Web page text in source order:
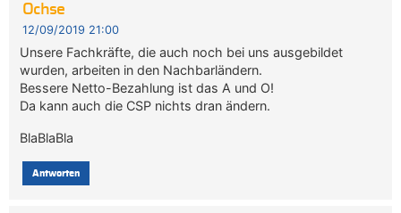
Ochse
12/09/2019 21:00
Unsere Fachkräfte, die auch noch bei uns ausgebildet
wurden, arbeiten in den Nachbarländern.
Bessere Netto-Bezahlung ist das A und O!
Da kann auch die CSP nichts dran ändern.
BlaBlaBla
Antworten